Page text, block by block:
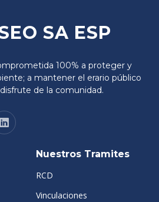
SA ESP
100% a proteger y
a mantener el erario público
de la comunidad.
Nuestros Tramites
RCD
Vinculaciones